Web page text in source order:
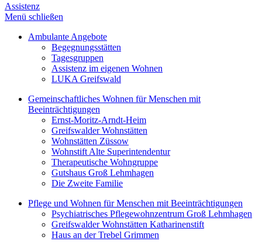
Assistenz
Menü schließen
Ambulante Angebote
Begegnungsstätten
Tagesgruppen
Assistenz im eigenen Wohnen
LUKA Greifswald
Gemeinschaftliches Wohnen für Menschen mit
Beeinträchtigungen
Ernst-Moritz-Arndt-Heim
Greifswalder Wohnstätten
Wohnstätten Züssow
Wohnstift Alte Superintendentur
Therapeutische Wohngruppe
Gutshaus Groß Lehmhagen
Die Zweite Familie
Pflege und Wohnen für Menschen mit Beeinträchtigungen
Psychiatrisches Pflegewohnzentrum Groß Lehmhagen
Greifswalder Wohnstätten Katharinenstift
Haus an der Trebel Grimmen